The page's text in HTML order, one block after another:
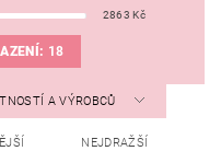
2863 Kč
18
A VÝROBCŮ
NEJDRAŽŠÍ